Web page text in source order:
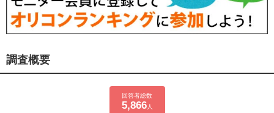
調査概要
回答者総数
5,866人